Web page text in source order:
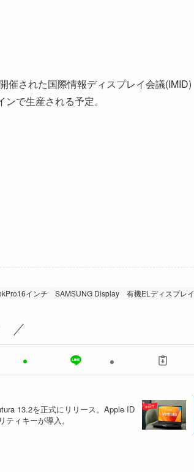
催された国際情報ディスプレイ会議(IMID)
で生産される予定。
インチ SAMSUNG Display 有機ELディスプレイ
13.2を正式にリリース。Apple ID
ティキーが導入。